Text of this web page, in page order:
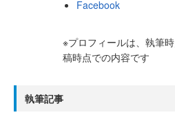
Facebook
※プロフィールは、執筆
稿時点での内容です
執筆記事